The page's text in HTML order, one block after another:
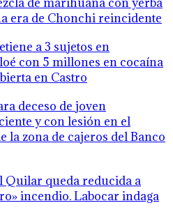
era de Chonchi reincidente
a 3 sujetos en
con 5 millones en cocaína
en Castro
deceso de joven
y con lesión en el
la zona de cajeros del Banco
Quilar queda reducida a
incendio. Labocar indaga